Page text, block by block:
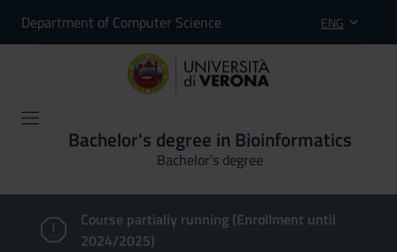
Department of Computer Science ENG
Bachelor's degree in Bioinformatics
Bachelor's degree
Course partially running (Enrollment until
2024/2025)